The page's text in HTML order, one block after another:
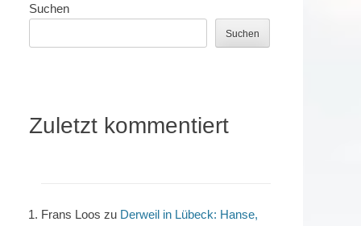
Suchen
Suchen
Zuletzt kommentiert
Frans Loos zu Derweil in Lübeck: Hanse,